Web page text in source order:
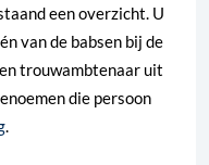
een overzicht. U
van de babsen bij de
trouwambtenaar uit
die persoon
.